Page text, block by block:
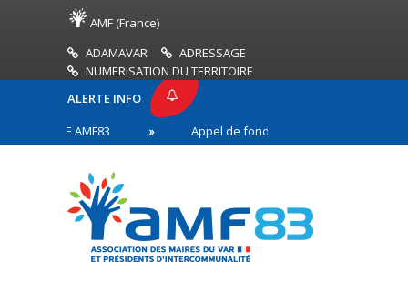
AMF (France)
ADAMAVAR
ADRESSAGE
NUMERISATION DU TERRITOIRE
ALERTE INFO
PRESSE AMF83
Appel de fonds incendies de forêt
en première ligne